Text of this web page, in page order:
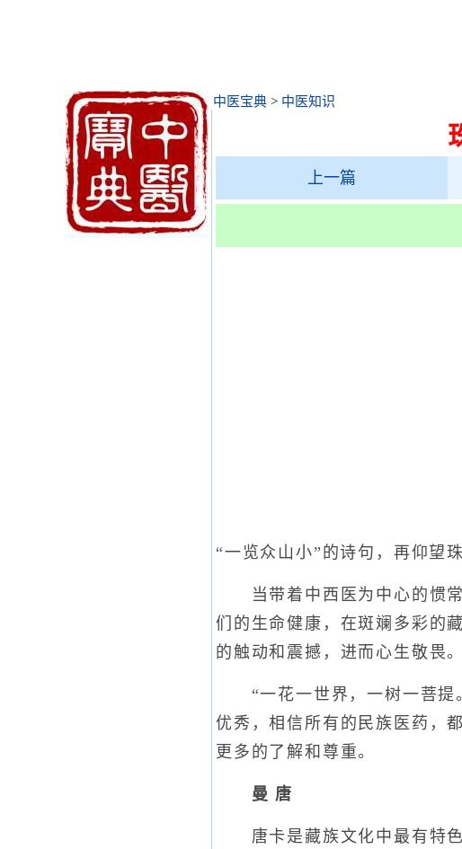
中医宝典 > 中医知识
上一篇
“一览众山小”的诗句，再仰望
当带着中西医为中心的惯常
们的生命健康，在斑斓多彩的
的触动和震撼，进而心生敬畏。
“一花一世界，一树一菩提
优秀，相信所有的民族医药，
更多的了解和尊重。
曼 唐
唐卡是藏族文化中最有特色